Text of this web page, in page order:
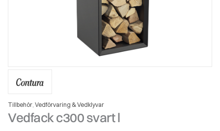
Tillbehör, Vedförvaring & Vedklyvar
Vedfack c300 svart l